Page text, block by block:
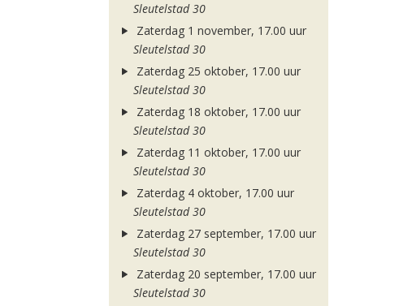
Sleutelstad 30
Zaterdag 1 november, 17.00 uur
Sleutelstad 30
Zaterdag 25 oktober, 17.00 uur
Sleutelstad 30
Zaterdag 18 oktober, 17.00 uur
Sleutelstad 30
Zaterdag 11 oktober, 17.00 uur
Sleutelstad 30
Zaterdag 4 oktober, 17.00 uur
Sleutelstad 30
Zaterdag 27 september, 17.00 uur
Sleutelstad 30
Zaterdag 20 september, 17.00 uur
Sleutelstad 30